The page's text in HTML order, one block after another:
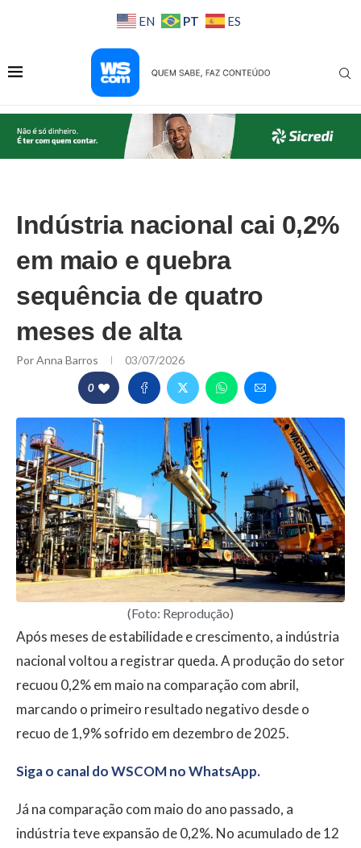
EN PT ES
Indústria nacional cai 0,2%
em maio e quebra
sequência de quatro
meses de alta
PorAnna Barros 03/07/2026
0
(Foto: Reprodução)
Após meses de estabilidade e crescimento, a indústria
nacional voltou a registrar queda. A produção do setor
recuou 0,2% em maio na comparação com abril,
marcando o primeiro resultado negativo desde o
recuo de 1,9% sofrido em dezembro de 2025.
Siga o canal do WSCOM no WhatsApp.
Já na comparação com maio do ano passado, a
indústria teve expansão de 0,2%. No acumulado de 12